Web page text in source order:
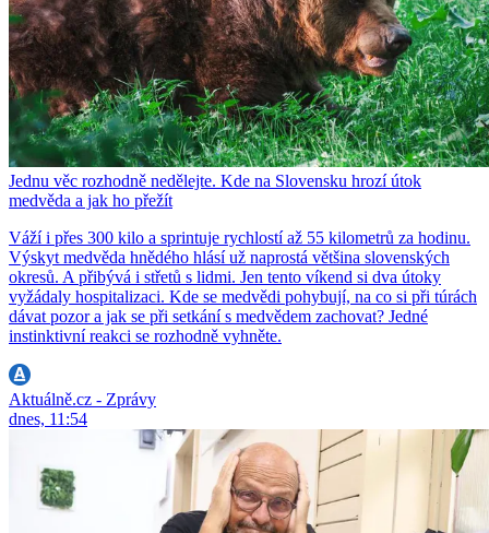
Jednu věc rozhodně nedělejte. Kde na Slovensku hrozí útok
medvěda a jak ho přežít
Váží i přes 300 kilo a sprintuje rychlostí až 55 kilometrů za hodinu.
Výskyt medvěda hnědého hlásí už naprostá většina slovenských
okresů. A přibývá i střetů s lidmi. Jen tento víkend si dva útoky
vyžádaly hospitalizaci. Kde se medvědi pohybují, na co si při túrách
dávat pozor a jak se při setkání s medvědem zachovat? Jedné
instinktivní reakci se rozhodně vyhněte.
Aktuálně.cz - Zprávy
dnes, 11:54